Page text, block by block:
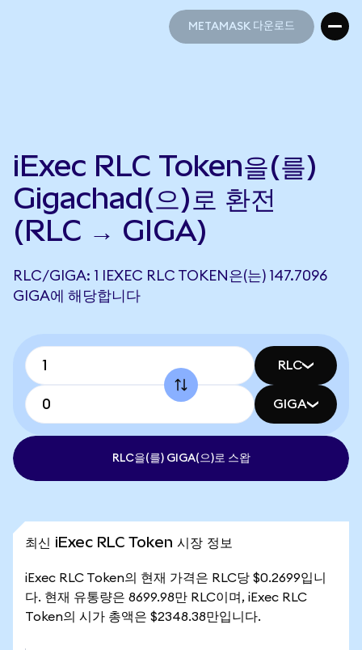
METAMASK 다운로드
iExec RLC Token을(를)
Gigachad(으)로 환전
(RLC → GIGA)
RLC/GIGA: 1 IEXEC RLC TOKEN은(는) 147.7096
GIGA에 해당합니다
RLC
GIGA
RLC을(를) GIGA(으)로 스왑
최신 iExec RLC Token 시장 정보
iExec RLC Token의 현재 가격은 RLC당 $0.2699입니
다. 현재 유통량은 8699.98만 RLC이며, iExec RLC
Token의 시가 총액은 $2348.38만입니다.